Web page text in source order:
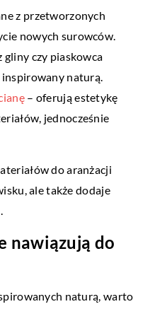
z przetworzonych
nowych surowców.
gliny czy piaskowca
naturą.
– oferują estetykę
jednocześnie
do aranżacji
ale także dodaje
nawiązują do
naturą, warto